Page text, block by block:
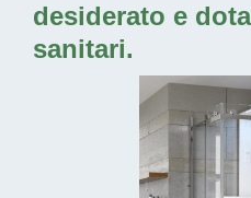
desiderato e
sanitari.